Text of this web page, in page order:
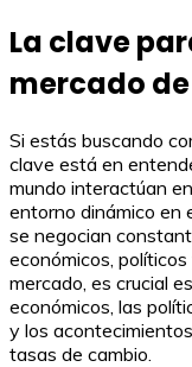
La clave
mercado
Si estás buscando
clave está en
mundo interactúan
entorno dinámico en
se negocian
económicos,
mercado, es crucial
económicos, las
y los
tasas de cambio.